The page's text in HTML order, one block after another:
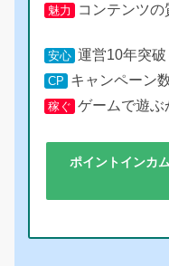
魅力 コンテンツの
安心 運営10年突
CP キャンペーン
稼ぐ ゲームで遊
ポイントインカ